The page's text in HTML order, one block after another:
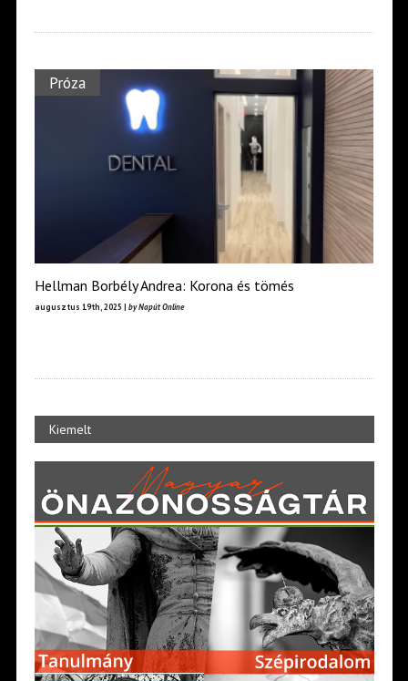
Próza
Hellman Borbély Andrea: Korona és tömés
augusztus 19th, 2025 | by Napút Online
Kiemelt